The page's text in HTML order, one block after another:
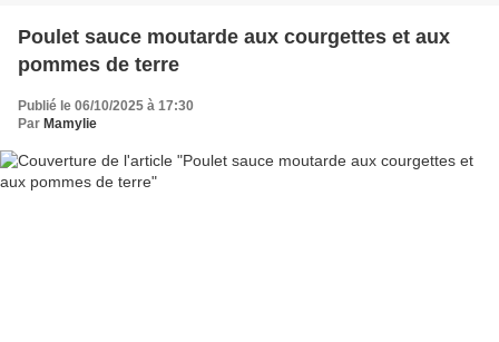
Poulet sauce moutarde aux courgettes et aux
pommes de terre
Publié le 06/10/2025 à 17:30
Par Mamylie